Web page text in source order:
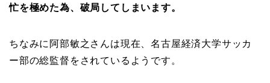
忙を極めた為、破局してしまいます。
ちなみに阿部敏之さんは現在、名古屋経済大学サッカ
ー部の総監督をされているようです。